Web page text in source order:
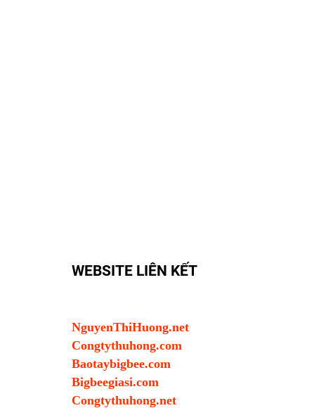
WEBSITE LIÊN KẾT
NguyenThiHuong.net
Congtythuhong.com
Baotaybigbee.com
Bigbeegiasi.com
Congtythuhong.net